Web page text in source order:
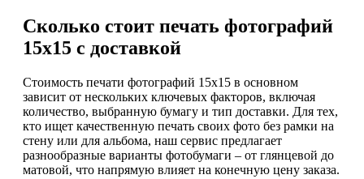
Сколько стоит печать фотографий
15х15 с доставкой
Стоимость печати фотографий 15х15 в основном
зависит от нескольких ключевых факторов, включая
количество, выбранную бумагу и тип доставки. Для тех,
кто ищет качественную печать своих фото без рамки на
стену или для альбома, наш сервис предлагает
разнообразные варианты фотобумаги – от глянцевой до
матовой, что напрямую влияет на конечную цену заказа.